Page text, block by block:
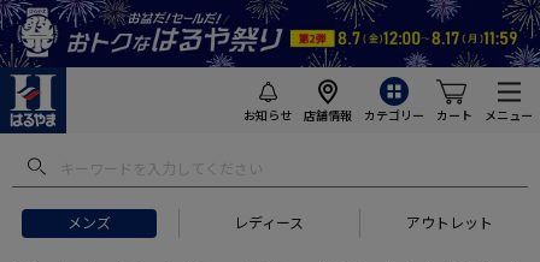
お知らせ 店舗情報 カテゴリー カート メニュー
メンズ レディース アウトレット